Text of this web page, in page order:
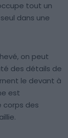
tout un
dans une
on peut
des détails de
le devant à
est
corps des